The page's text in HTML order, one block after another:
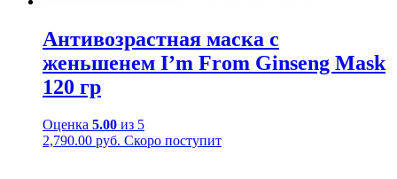
Антивозрастная маска с
женьшенем I’m From Ginseng Mask
120 гр
Оценка 5.00 из 5
2,790.00 руб. Скоро поступит